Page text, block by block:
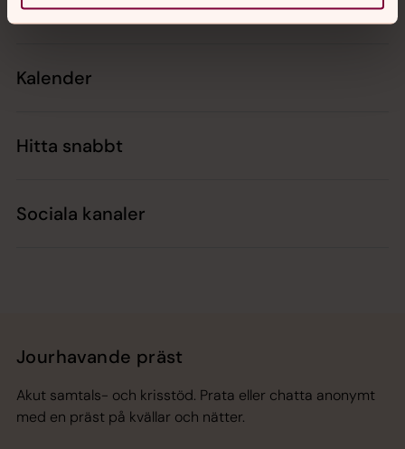
Kontakt
Kalender
Hitta snabbt
Sociala kanaler
Jourhavande präst
Akut samtals- och krisstöd. Prata eller chatta anonymt
med en präst på kvällar och nätter.